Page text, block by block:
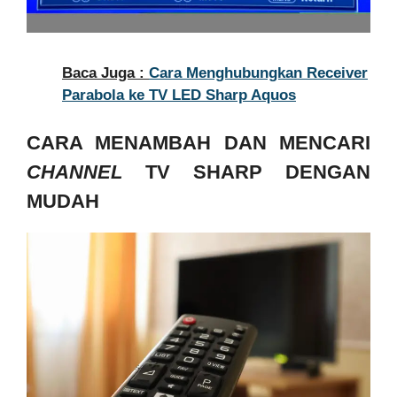
Baca Juga : Cara Menghubungkan Receiver
Parabola ke TV LED Sharp Aquos
CARA MENAMBAH DAN MENCARI
CHANNEL TV SHARP DENGAN
MUDAH